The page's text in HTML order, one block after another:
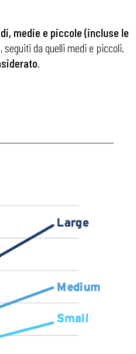
medie e piccole (incluse le
da quelli medi e piccoli.
.